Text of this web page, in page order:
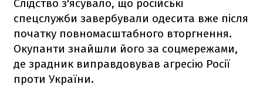
Слідство з'ясувало, що російські
спецслужби завербували одесита вже після
початку повномасштабного вторгнення.
Окупанти знайшли його за соцмережами,
де зрадник виправдовував агресію Росії
проти України.